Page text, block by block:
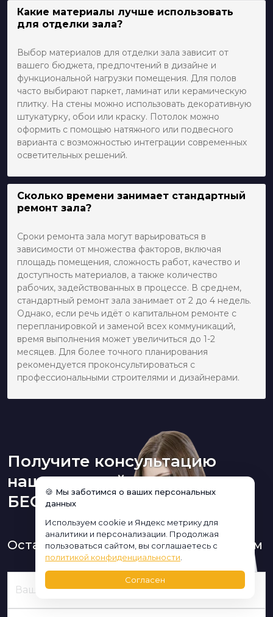
Какие материалы лучше использовать
для отделки зала?
Выбор материалов для отделки зала зависит от
вашего бюджета, предпочтений в дизайне и
функциональной нагрузки помещения. Для полов
часто выбирают паркет, ламинат или керамическую
плитку. На стены можно использовать декоративную
штукатурку, обои или краску. Потолок можно
оформить с помощью натяжного или подвесного
варианта с возможностью интеграции современных
осветительных решений.
Сколько времени занимает стандартный
ремонт зала?
Сроки ремонта зала могут варьироваться в
зависимости от множества факторов, включая
площадь помещения, сложность работ, качество и
доступность материалов, а также количество
рабочих, задействованных в процессе. В среднем,
стандартный ремонт зала занимает от 2 до 4 недель.
Однако, если речь идёт о капитальном ремонте с
перепланировкой и заменой всех коммуникаций,
время выполнения может увеличиться до 1-2
месяцев. Для более точного планирования
рекомендуется проконсультироваться с
профессиональными строителями и дизайнерами.
Получите консультацию
нашего дизайнера
БЕСПЛАТНО:
Оставьте заявку и мы Вам перезвоним
🍪 Мы заботимся о ваших персональных
данных
Используем cookie и Яндекс метрику для
аналитики и персонализации. Продолжая
пользоваться сайтом, вы соглашаетесь с
политикой конфиденциальности
Согласен